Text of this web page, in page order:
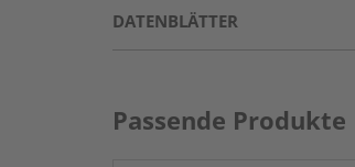
DATENBLÄTTER
Passende Produkte